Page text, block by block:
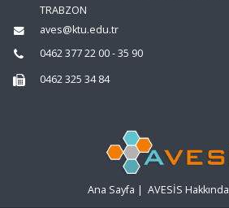
TRABZON
aves@ktu.edu.tr
0462 377 22 00 - 35 90
0462 325 34 84
Ana Sayfa | AVESİS Hakkında